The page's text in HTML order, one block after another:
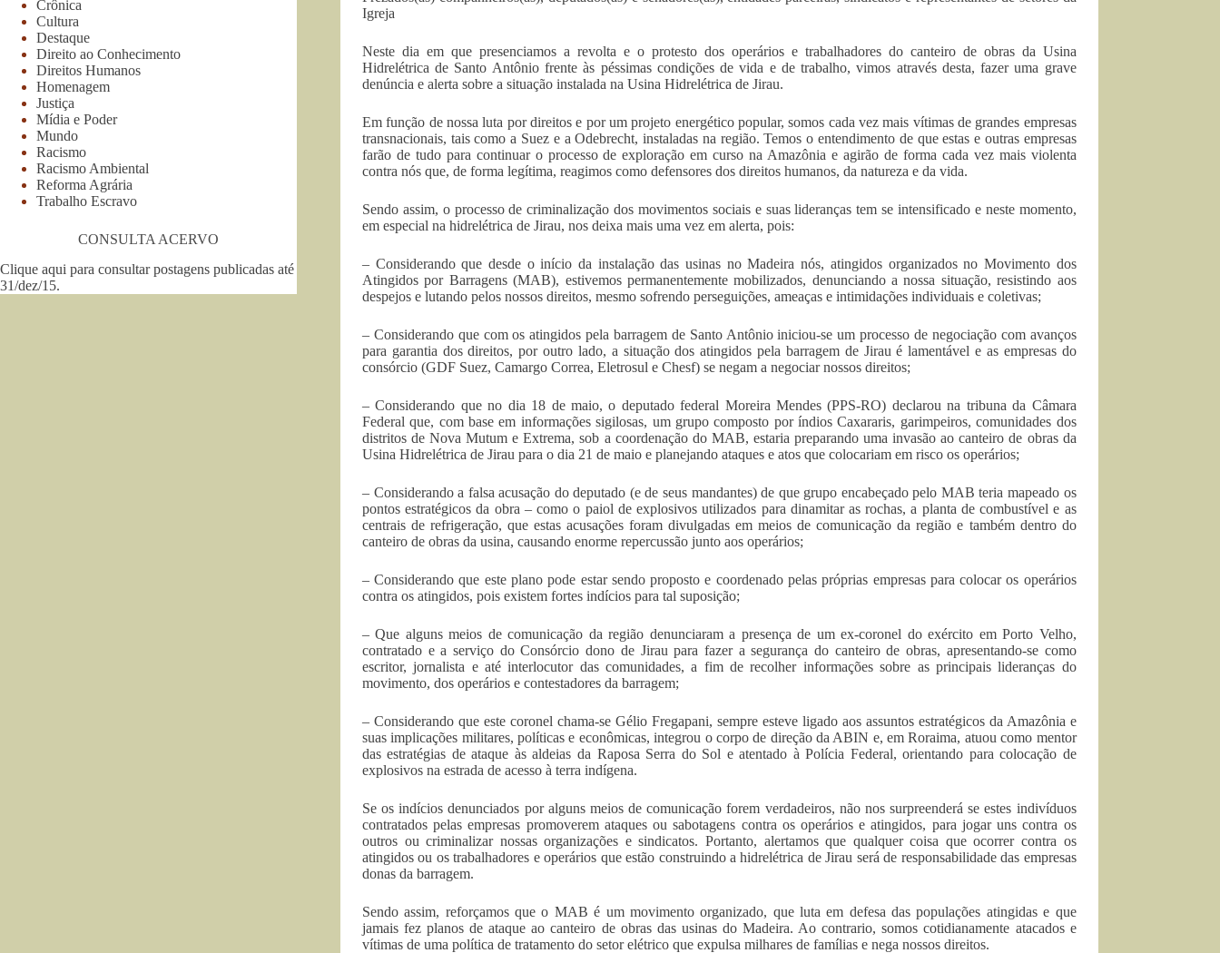
Igreja
Neste dia em que presenciamos a revolta e o protesto dos operários e trabalhadores do canteiro de obras da Usina
Hidrelétrica de Santo Antônio frente às péssimas condições de vida e de trabalho, vimos através desta, fazer uma grave
denúncia e alerta sobre a situação instalada na Usina Hidrelétrica de Jirau.
Em função de nossa luta por direitos e por um projeto energético popular, somos cada vez mais vítimas de grandes empresas
transnacionais, tais como a Suez e a Odebrecht, instaladas na região. Temos o entendimento de que estas e outras empresas
farão de tudo para continuar o processo de exploração em curso na Amazônia e agirão de forma cada vez mais violenta
contra nós que, de forma legítima, reagimos como defensores dos direitos humanos, da natureza e da vida.
Sendo assim, o processo de criminalização dos movimentos sociais e suas lideranças tem se intensificado e neste momento,
em especial na hidrelétrica de Jirau, nos deixa mais uma vez em alerta, pois:
– Considerando que desde o início da instalação das usinas no Madeira nós, atingidos organizados no Movimento dos
Atingidos por Barragens (MAB), estivemos permanentemente mobilizados, denunciando a nossa situação, resistindo aos
despejos e lutando pelos nossos direitos, mesmo sofrendo perseguições, ameaças e intimidações individuais e coletivas;
– Considerando que com os atingidos pela barragem de Santo Antônio iniciou-se um processo de negociação com avanços
para garantia dos direitos, por outro lado, a situação dos atingidos pela barragem de Jirau é lamentável e as empresas do
consórcio (GDF Suez, Camargo Correa, Eletrosul e Chesf) se negam a negociar nossos direitos;
– Considerando que no dia 18 de maio, o deputado federal Moreira Mendes (PPS-RO) declarou na tribuna da Câmara
Federal que, com base em informações sigilosas, um grupo composto por índios Caxararis, garimpeiros, comunidades dos
distritos de Nova Mutum e Extrema, sob a coordenação do MAB, estaria preparando uma invasão ao canteiro de obras da
Usina Hidrelétrica de Jirau para o dia 21 de maio e planejando ataques e atos que colocariam em risco os operários;
– Considerando a falsa acusação do deputado (e de seus mandantes) de que grupo encabeçado pelo MAB teria mapeado os
pontos estratégicos da obra – como o paiol de explosivos utilizados para dinamitar as rochas, a planta de combustível e as
centrais de refrigeração, que estas acusações foram divulgadas em meios de comunicação da região e também dentro do
canteiro de obras da usina, causando enorme repercussão junto aos operários;
– Considerando que este plano pode estar sendo proposto e coordenado pelas próprias empresas para colocar os operários
contra os atingidos, pois existem fortes indícios para tal suposição;
– Que alguns meios de comunicação da região denunciaram a presença de um ex-coronel do exército em Porto Velho,
contratado e a serviço do Consórcio dono de Jirau para fazer a segurança do canteiro de obras, apresentando-se como
escritor, jornalista e até interlocutor das comunidades, a fim de recolher informações sobre as principais lideranças do
movimento, dos operários e contestadores da barragem;
– Considerando que este coronel chama-se Gélio Fregapani, sempre esteve ligado aos assuntos estratégicos da Amazônia e
suas implicações militares, políticas e econômicas, integrou o corpo de direção da ABIN e, em Roraima, atuou como mentor
das estratégias de ataque às aldeias da Raposa Serra do Sol e atentado à Polícia Federal, orientando para colocação de
explosivos na estrada de acesso à terra indígena.
Se os indícios denunciados por alguns meios de comunicação forem verdadeiros, não nos surpreenderá se estes indivíduos
contratados pelas empresas promoverem ataques ou sabotagens contra os operários e atingidos, para jogar uns contra os
outros ou criminalizar nossas organizações e sindicatos. Portanto, alertamos que qualquer coisa que ocorrer contra os
atingidos ou os trabalhadores e operários que estão construindo a hidrelétrica de Jirau será de responsabilidade das empresas
donas da barragem.
Sendo assim, reforçamos que o MAB é um movimento organizado, que luta em defesa das populações atingidas e que
jamais fez planos de ataque ao canteiro de obras das usinas do Madeira. Ao contrario, somos cotidianamente atacados e
vítimas de uma política de tratamento do setor elétrico que expulsa milhares de famílias e nega nossos direitos.
Crônica
Cultura
Destaque
Direito ao Conhecimento
Direitos Humanos
Homenagem
Justiça
Mídia e Poder
Mundo
Racismo
Racismo Ambiental
Reforma Agrária
Trabalho Escravo
CONSULTA ACERVO
Clique aqui para consultar postagens publicadas até
31/dez/15.